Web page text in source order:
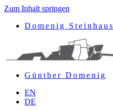
Zum Inhalt springen
Domenig Steinhaus
Günther Domenig
EN
DE